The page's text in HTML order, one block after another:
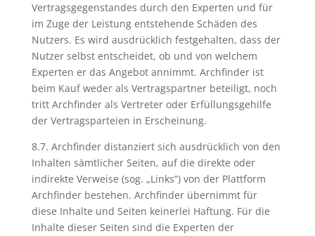
Vertragsgegenstandes durch den Experten und für
im Zuge der Leistung entstehende Schäden des
Nutzers. Es wird ausdrücklich festgehalten, dass der
Nutzer selbst entscheidet, ob und von welchem
Experten er das Angebot annimmt. Archfinder ist
beim Kauf weder als Vertragspartner beteiligt, noch
tritt Archfinder als Vertreter oder Erfüllungsgehilfe
der Vertragsparteien in Erscheinung.
8.7. Archfinder distanziert sich ausdrücklich von den
Inhalten sämtlicher Seiten, auf die direkte oder
indirekte Verweise (sog. „Links“) von der Plattform
Archfinder bestehen. Archfinder übernimmt für
diese Inhalte und Seiten keinerlei Haftung. Für die
Inhalte dieser Seiten sind die Experten der